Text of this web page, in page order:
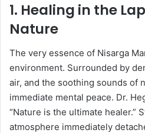
​1. Healing in the
Nature
​The very essence of Nisarga
environment. Surrounded by
air, and the soothing sounds of
immediate mental peace. Dr.
“Nature is the ultimate healer.”
atmosphere immediately